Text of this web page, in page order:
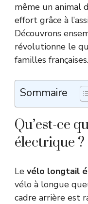
même un animal
effort grâce à
Découvrons
révolutionne le
familles françaises.
Sommaire
Qu’est-ce
électrique ?
Le vélo longtail
vélo à longue
cadre arrière est